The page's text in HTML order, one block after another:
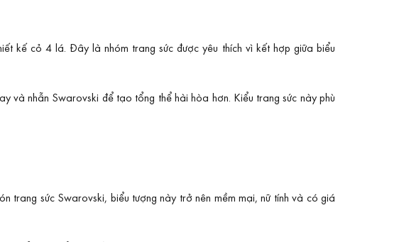
kế cỏ 4 lá. Đây là nhóm trang sức được yêu thích vì kết hợp giữa biểu
và nhẫn Swarovski để tạo tổng thể hài hòa hơn. Kiểu trang sức này phù
trang sức Swarovski, biểu tượng này trở nên mềm mại, nữ tính và có giá